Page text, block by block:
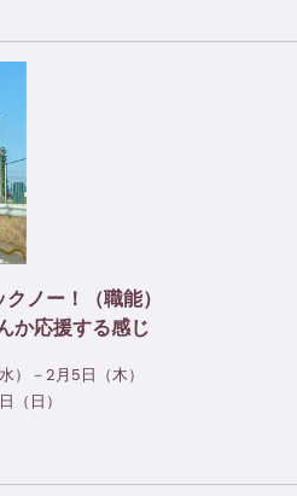
ノー！（職能）
か応援する感じ
）－2月5日（木）
（日）